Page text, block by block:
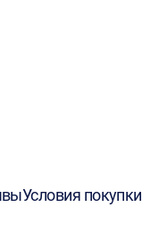
Условия покупки